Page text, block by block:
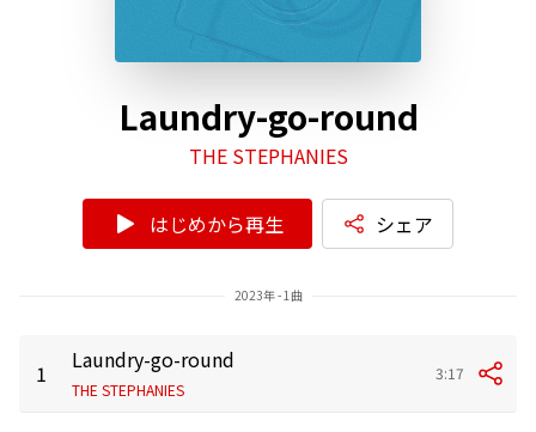
Laundry-go-round
THE STEPHANIES
はじめから再生 シェア
2023年 - 1曲
1 Laundry-go-round
THE STEPHANIES
3:17